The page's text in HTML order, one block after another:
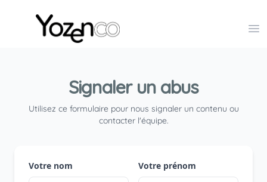
Yozenco - Organisateur de Salons, Evénements et
Signaler un abus
Utilisez ce formulaire pour nous signaler un contenu ou
contacter l'équipe.
Votre nom Votre prénom